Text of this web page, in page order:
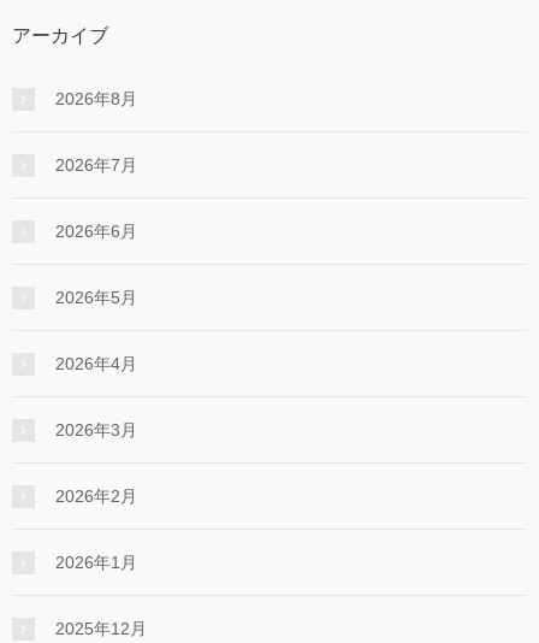
アーカイブ
2026年8月
2026年7月
2026年6月
2026年5月
2026年4月
2026年3月
2026年2月
2026年1月
2025年12月